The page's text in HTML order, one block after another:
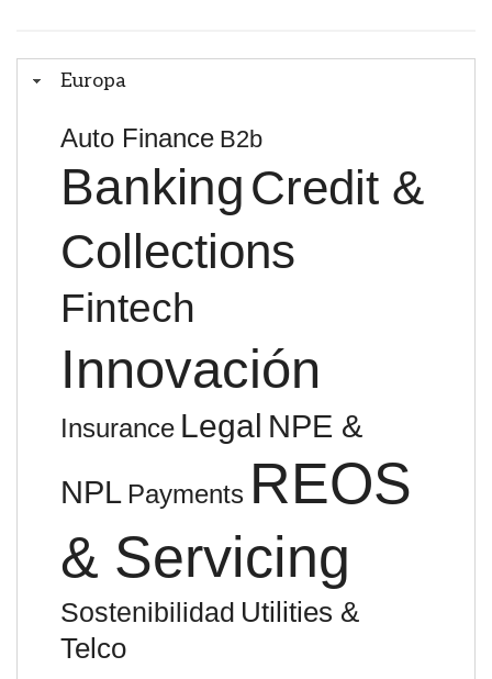
Europa
Auto Finance B2b
Banking Credit &
Collections
Fintech
Innovación
Insurance Legal NPE &
NPL Payments REOS
& Servicing
Sostenibilidad Utilities &
Telco